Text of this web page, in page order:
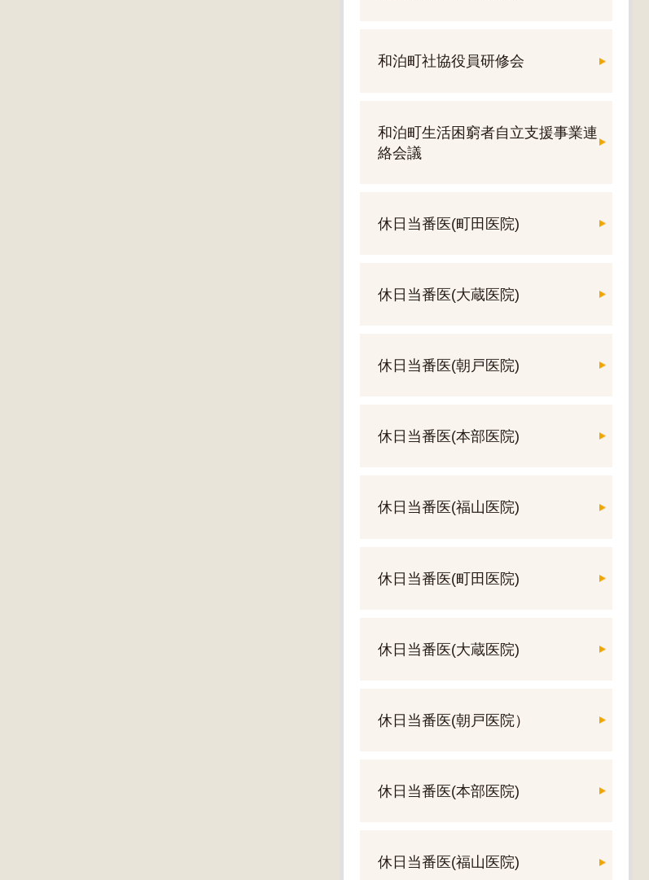
和泊町社協役員研修会
和泊町生活困窮者自立支援事業連
絡会議
休日当番医(町田医院)
休日当番医(大蔵医院)
休日当番医(朝戸医院)
休日当番医(本部医院)
休日当番医(福山医院)
休日当番医(町田医院)
休日当番医(大蔵医院)
休日当番医(朝戸医院）
休日当番医(本部医院)
休日当番医(福山医院)